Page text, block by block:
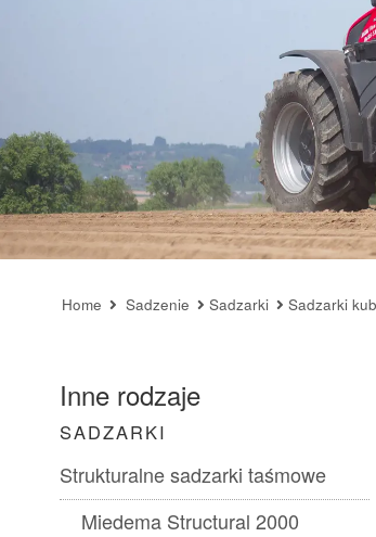
Home Sadzenie Sadzarki Sadzarki
Inne rodzaje
SADZARKI
Strukturalne sadzarki taśmowe
Miedema Structural 2000